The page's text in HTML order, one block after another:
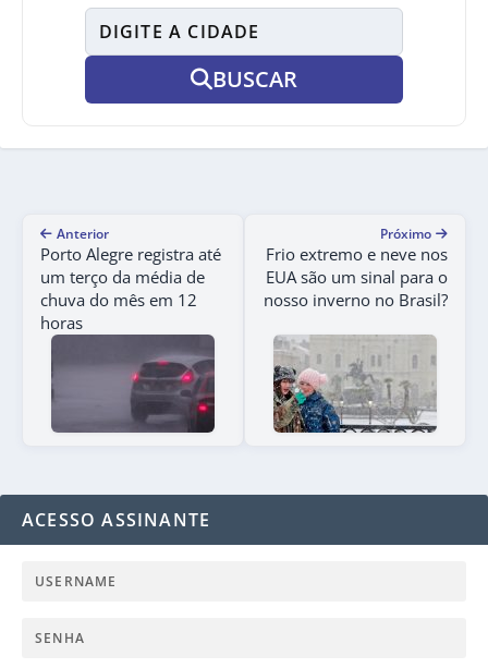
BUSCAR
Anterior
Porto Alegre registra até
um terço da média de
chuva do mês em 12
horas
Próximo
Frio extremo e neve nos
EUA são um sinal para o
nosso inverno no Brasil?
ACESSO ASSINANTE